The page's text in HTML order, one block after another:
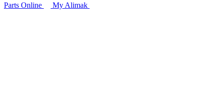
Parts Online My Alimak